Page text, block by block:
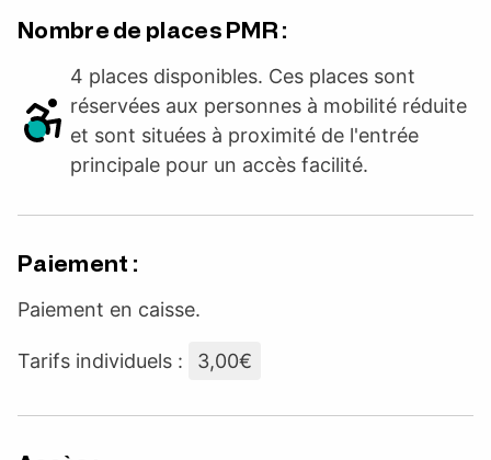
Nombre de places PMR :
4 places disponibles. Ces places sont
réservées aux personnes à mobilité réduite
et sont situées à proximité de l'entrée
principale pour un accès facilité.
Paiement :
Paiement en caisse.
Tarifs individuels : 3,00€